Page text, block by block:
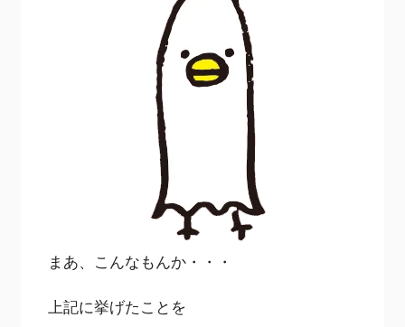
まあ、こんなもんか・・・
上記に挙げたことを